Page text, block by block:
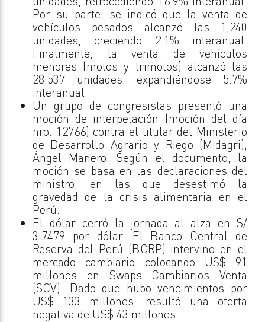
Por su parte, se indicó que la venta de
vehículos pesados alcanzó las 1,240
unidades, creciendo 2.1% interanual.
Finalmente, la venta de vehículos
menores (motos y trimotos) alcanzó las
28,537 unidades, expandiéndose 5.7%
interanual.
Un grupo de congresistas presentó una
moción de interpelación (moción del día
nro. 12766) contra el titular del Ministerio
de Desarrollo Agrario y Riego (Midagri),
Ángel Manero. Según el documento, la
moción se basa en las declaraciones del
ministro, en las que desestimó la
gravedad de la crisis alimentaria en el
Perú.
El dólar cerró la jornada al alza en S/
3.7479 por dólar. El Banco Central de
Reserva del Perú (BCRP) intervino en el
mercado cambiario colocando US$ 91
millones en Swaps Cambiarios Venta
(SCV). Dado que hubo vencimientos por
US$ 133 millones, resultó una oferta
negativa de US$ 43 millones.